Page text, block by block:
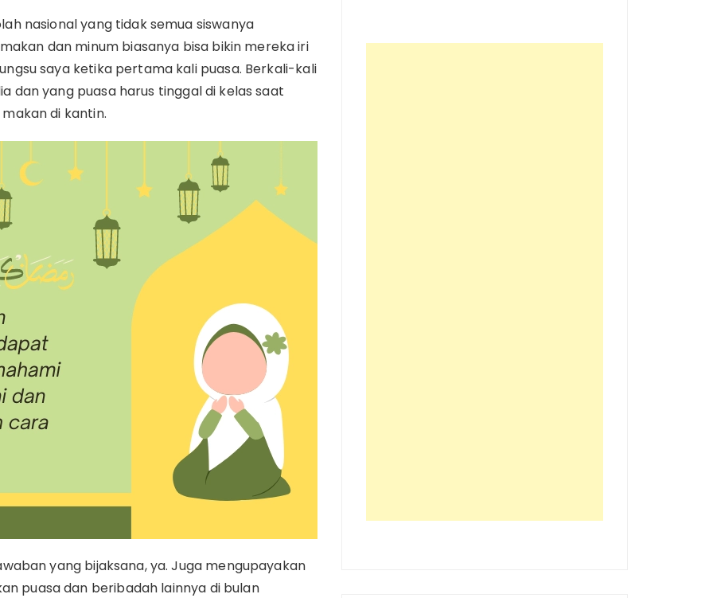
nasional yang tidak semua siswanya
dan minum biasanya bisa bikin mereka iri
saya ketika pertama kali puasa. Berkali-kali
dan yang puasa harus tinggal di kelas saat
di kantin.
yang bijaksana, ya. Juga mengupayakan
puasa dan beribadah lainnya di bulan